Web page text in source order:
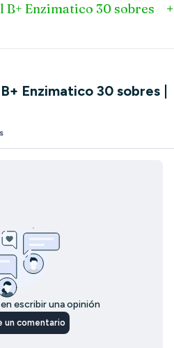
Enzimatico 30 sobres